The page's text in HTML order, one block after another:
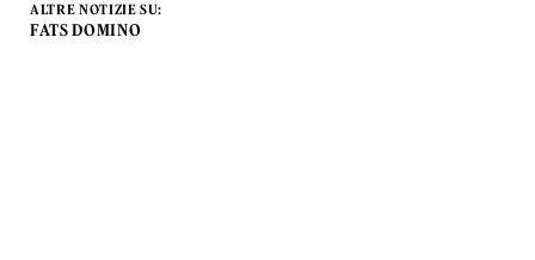
ALTRE NOTIZIE SU:
FATS DOMINO